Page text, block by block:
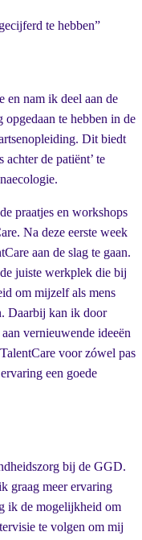
te hebben”
en nam ik deel aan de
te hebben in de
Dit biedt
de patiënt’ te
praatjes en workshops
Na deze eerste week
aan de slag te gaan.
juiste werkplek die bij
om mijzelf als mens
Daarbij kan ik door
vernieuwende ideeën
voor zówel pas
een goede
bij de GGD.
graag meer ervaring
ik de mogelijkheid om
te volgen om mij